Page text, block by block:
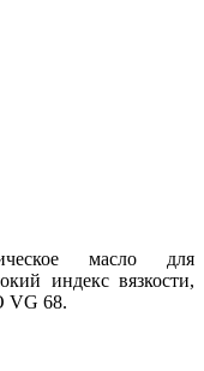
масло для
индекс вязкости,
VG 68.